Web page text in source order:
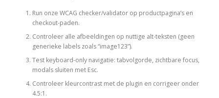
Run onze WCAG checker/validator op productpagina’s en
checkout-paden.
Controleer alle afbeeldingen op nuttige alt-teksten (geen
generieke labels zoals “image123”).
Test keyboard-only navigatie: tabvolgorde, zichtbare focus,
modals sluiten met Esc.
Controleer kleurcontrast met de plugin en corrigeer onder
4.5:1.